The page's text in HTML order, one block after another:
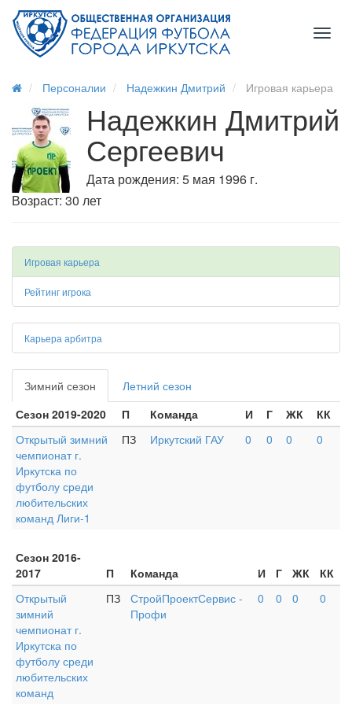
Персоналии Надежкин Дмитрий Игровая карьера
Надежкин Дмитрий
Сергеевич
Дата рождения: 5 мая 1996 г.
Возраст: 30 лет
Игровая карьера
Рейтинг игрока
Карьера арбитра
Зимний сезон
Летний сезон
Сезон 2019-2020
П Команда И Г ЖК
КК
Открытый зимний
чемпионат г.
Иркутска по
футболу среди
любительских
команд Лиги-1
ПЗ Иркутский ГАУ 0 0 0 0
Сезон 2016-
2017
П Команда И Г ЖК
КК
Открытый
зимний
чемпионат г.
Иркутска по
футболу среди
любительских
команд
ПЗ
СтройПроектСервис -
Профи
0 0 0 0